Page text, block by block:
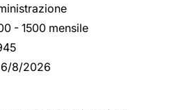
- 1500 mensile
6/8/2026